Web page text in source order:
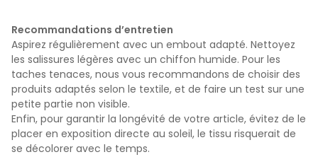
Recommandations d’entretien
Aspirez régulièrement avec un embout adapté. Nettoyez
les salissures légères avec un chiffon humide. Pour les
taches tenaces, nous vous recommandons de choisir des
produits adaptés selon le textile, et de faire un test sur une
petite partie non visible.
Enfin, pour garantir la longévité de votre article, évitez de le
placer en exposition directe au soleil, le tissu risquerait de
se décolorer avec le temps.